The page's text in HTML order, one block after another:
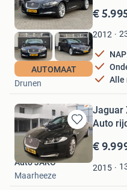
in
Mijn
Favorieten
AUTOMAAT
€
2012
Alle
Ultimate Auto's B.V.
Drunen
Bewaren
in
Mijn
Favorieten
Jaguar
Auto
€
2015
Auto JAKO
Maarheeze